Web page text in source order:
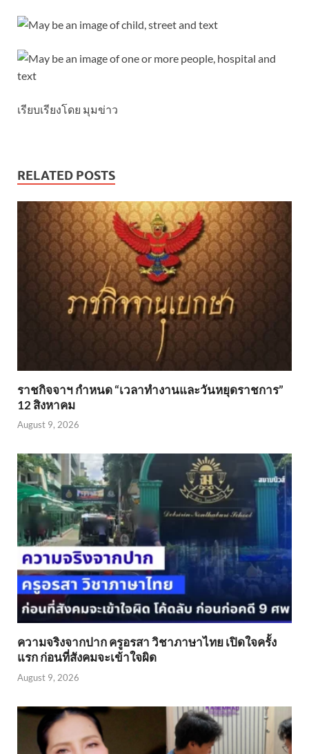
เรียบเรียงโดย มุมข่าว
RELATED POSTS
ราชกิจจาฯ กำหนด “เวลาทำงานและวันหยุดราชการ”
12 สิงหาคม
August 9, 2026
ความจริงจากปาก ครูอรสา วิชาภาษาไทย เปิดใจครั้ง
แรก ก่อนที่สังคมจะเข้าใจผิด
August 9, 2026